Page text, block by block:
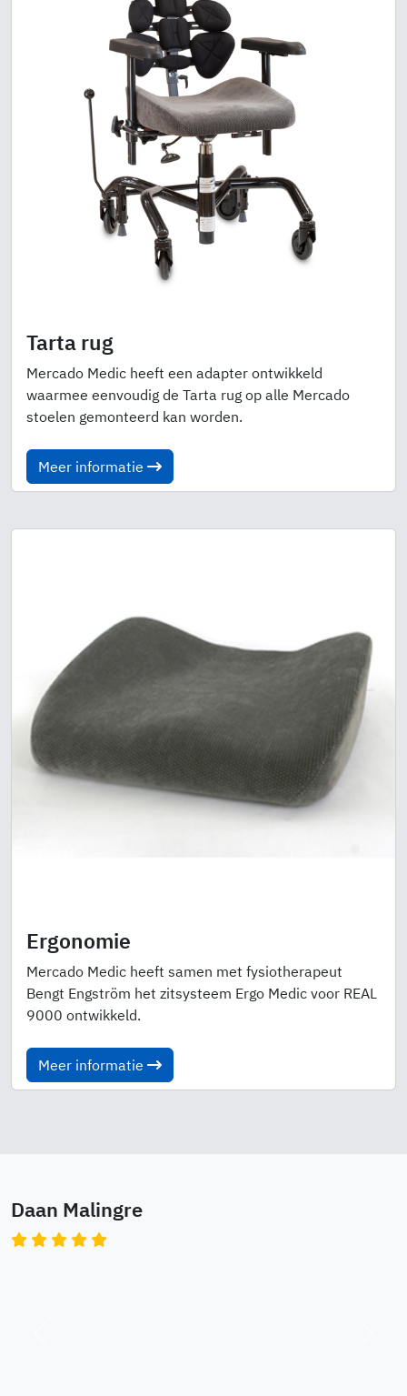
Tarta rug
Mercado Medic heeft een adapter ontwikkeld
waarmee eenvoudig de Tarta rug op alle Mercado
stoelen gemonteerd kan worden.
Meer informatie
Ergonomie
Mercado Medic heeft samen met fysiotherapeut
Bengt Engström het zitsysteem Ergo Medic voor REAL
9000 ontwikkeld.
Meer informatie
Daan Malingre